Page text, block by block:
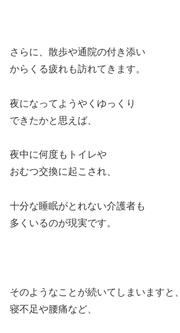
さらに、散歩や通院の付き添い
からくる疲れも訪れてきます。
夜になってようやくゆっくり
できたかと思えば、
夜中に何度もトイレや
おむつ交換に起こされ、
十分な睡眠がとれない介護者も
多くいるのが現実です。
そのようなことが続いてしまいますと、
寝不足や腰痛など、